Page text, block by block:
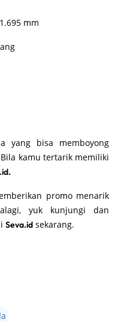
mm
yang bisa memboyong
kamu tertarik memiliki
promo menarik
yuk kunjungi dan
Seva.id sekarang.